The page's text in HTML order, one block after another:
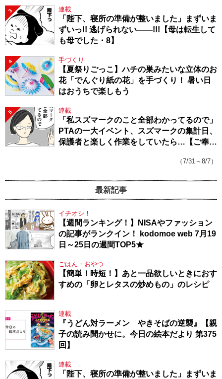
3 連載
「陛下、寝所の準備が整いました」まずいま
ずいっ!! 逃げられない――!!!【母は転生して
も母でした・8】
4 手づくり
【夏祭りごっこ】ハチの巣みたいな立体のお
花「でんぐり紙の花」を手づくり！ 暑い日
はおうちで楽しもう
5 連載
「私スズマークのこと全部わかってるので」
PTAの一大イベント、スズマークの集計日、
保護者と楽しく作業をしていたら…【ご奉仕
（7/31～8/7）
最新記事
イチオシ！
【週間ランキング！】NISAやファッション
の記事がランクイン！ kodomoe web 7月19
日～25日の週間TOP5★
ごはん・おやつ
【簡単！時短！】あと一品欲しいときにおす
すめの「卵とレタスの炒めもの」のレシピ
連載
『うどん対ラーメン やきそばの逆襲』【親
子の読み聞かせに。今日の絵本だより 第375
回】
連載
「陛下、寝所の準備が整いました」まずいま